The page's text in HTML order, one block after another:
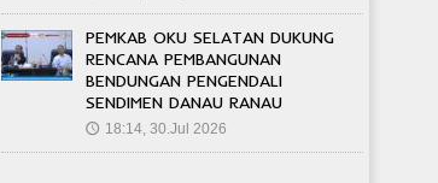
PEMKAB OKU SELATAN DUKUNG
RENCANA PEMBANGUNAN
BENDUNGAN PENGENDALI
SENDIMEN DANAU RANAU
🕔 18:14, 30.Jul 2026